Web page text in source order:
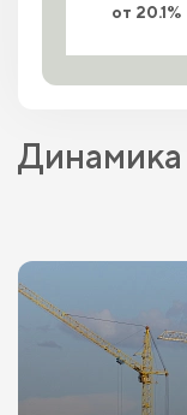
от 20.1%
Динамика